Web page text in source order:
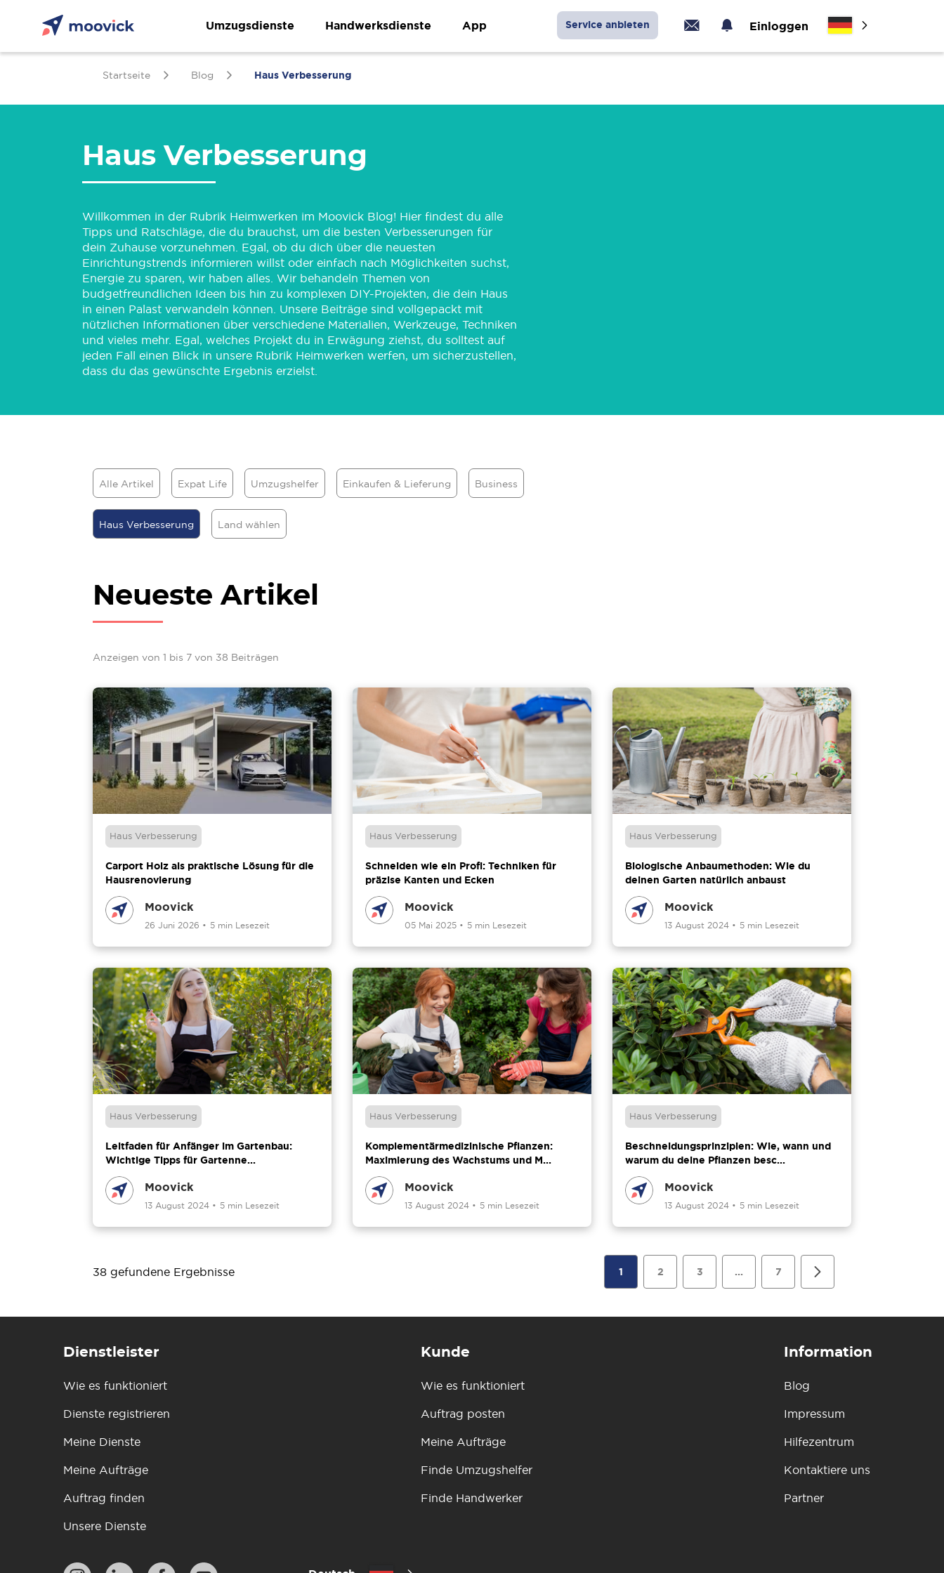
Umzugsdienste Handwerksdienste App Service anbieten Einloggen
Startseite Blog Haus Verbesserung
Haus Verbesserung
Willkommen in der Rubrik Heimwerken im Moovick Blog! Hier findest du alle
Tipps und Ratschläge, die du brauchst, um die besten Verbesserungen für
dein Zuhause vorzunehmen. Egal, ob du dich über die neuesten
Einrichtungstrends informieren willst oder einfach nach Möglichkeiten suchst,
Energie zu sparen, wir haben alles. Wir behandeln Themen von
budgetfreundlichen Ideen bis hin zu komplexen DIY-Projekten, die dein Haus
in einen Palast verwandeln können. Unsere Beiträge sind vollgepackt mit
nützlichen Informationen über verschiedene Materialien, Werkzeuge, Techniken
und vieles mehr. Egal, welches Projekt du in Erwägung ziehst, du solltest auf
jeden Fall einen Blick in unsere Rubrik Heimwerken werfen, um sicherzustellen,
dass du das gewünschte Ergebnis erzielst.
Alle Artikel Expat Life Umzugshelfer Einkaufen & Lieferung Business
Haus Verbesserung Land wählen
Neueste Artikel
Anzeigen von 1 bis 7 von 38 Beiträgen
Haus Verbesserung
Carport Holz als praktische Lösung für die
Hausrenovierung
Moovick
26 Juni 2026 • 5 min Lesezeit
Haus Verbesserung
Schneiden wie ein Profi: Techniken für
präzise Kanten und Ecken
Moovick
05 Mai 2025 • 5 min Lesezeit
Haus Verbesserung
Biologische Anbaumethoden: Wie du
deinen Garten natürlich anbaust
Moovick
13 August 2024 • 5 min Lesezeit
Haus Verbesserung
Leitfaden für Anfänger im Gartenbau:
Wichtige Tipps für Gartenne...
Moovick
13 August 2024 • 5 min Lesezeit
Haus Verbesserung
Komplementärmedizinische Pflanzen:
Maximierung des Wachstums und M...
Moovick
13 August 2024 • 5 min Lesezeit
Haus Verbesserung
Beschneidungsprinzipien: Wie, wann und
warum du deine Pflanzen besc...
Moovick
13 August 2024 • 5 min Lesezeit
38 gefundene Ergebnisse 1 2 3 ... 7
Dienstleister
Wie es funktioniert
Dienste registrieren
Meine Dienste
Meine Aufträge
Auftrag finden
Unsere Dienste
Kunde
Wie es funktioniert
Auftrag posten
Meine Aufträge
Finde Umzugshelfer
Finde Handwerker
Information
Blog
Impressum
Hilfezentrum
Kontaktiere uns
Partner